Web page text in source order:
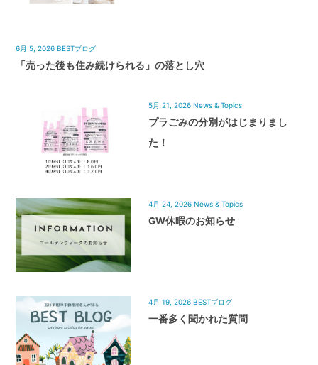
6月 5, 2026 BESTブログ
「売った後も住み続けられる」の落とし穴
5月 21, 2026 News & Topics
プラごみの分別がはじまりまし
た！
4月 24, 2026 News & Topics
GW休暇のお知らせ
4月 19, 2026 BESTブログ
一番多く聞かれた質問